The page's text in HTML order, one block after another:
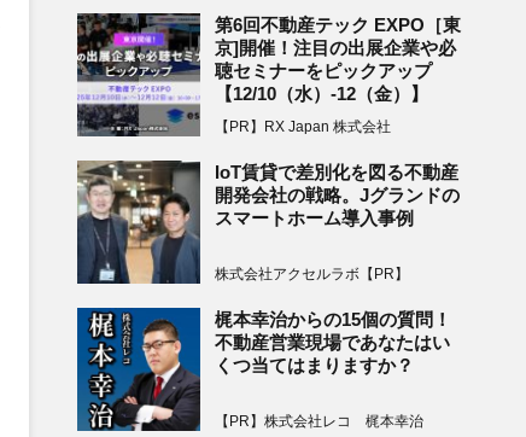
第6回不動産テック EXPO［東
京]開催！注目の出展企業や必
聴セミナーをピックアップ
【12/10（水）-12（金）】
【PR】RX Japan 株式会社
IoT賃貸で差別化を図る不動産
開発会社の戦略。Jグランドの
スマートホーム導入事例
株式会社アクセルラボ【PR】
梶本幸治からの15個の質問！
不動産営業現場であなたはい
くつ当てはまりますか？
【PR】株式会社レコ 梶本幸治